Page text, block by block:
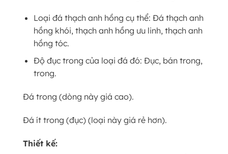
Loại đá thạch anh hồng cụ thể: Đá thạch anh
hồng khói, thạch anh hồng ưu linh, thạch anh
hồng tóc.
Độ đục trong của loại đá đó: Đục, bán trong,
trong.
Đá trong (dòng này giá cao).
Đá ít trong (đục) (loại này giá rẻ hơn).
Thiết kế: